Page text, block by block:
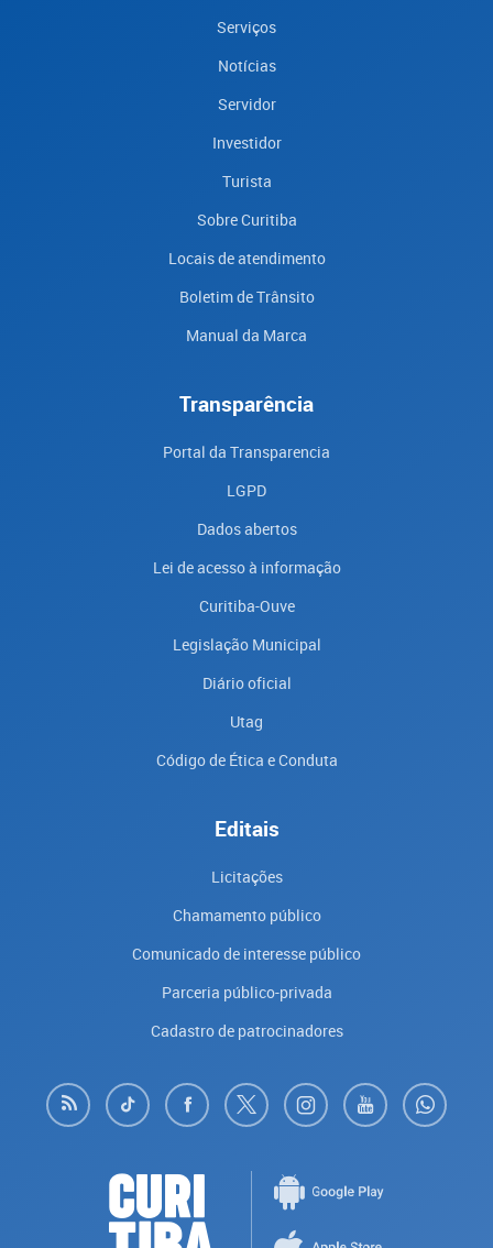
Serviços
Notícias
Servidor
Investidor
Turista
Sobre Curitiba
Locais de atendimento
Boletim de Trânsito
Manual da Marca
Transparência
Portal da Transparencia
LGPD
Dados abertos
Lei de acesso à informação
Curitiba-Ouve
Legislação Municipal
Diário oficial
Utag
Código de Ética e Conduta
Editais
Licitações
Chamamento público
Comunicado de interesse público
Parceria público-privada
Cadastro de patrocinadores